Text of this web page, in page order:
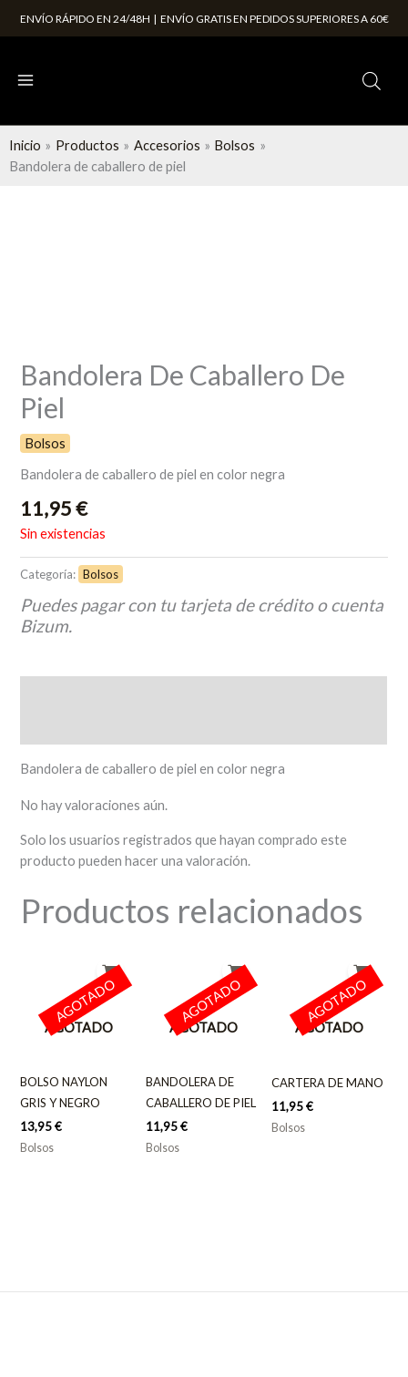
ENVÍO RÁPIDO EN 24/48H | ENVÍO GRATIS EN PEDIDOS SUPERIORES A 60€
Inicio Productos Accesorios
Bolsos
Bandolera de caballero de piel
Bandolera De Caballero De
Piel
Bolsos
Bandolera de caballero de piel en color negra
11,95€
Sin existencias
Categoría: Bolsos
Puedes pagar con tu tarjeta de crédito o cuenta
Bizum.
Bandolera de caballero de piel en color negra
No hay valoraciones aún.
Solo los usuarios registrados que hayan comprado este
producto pueden hacer una valoración.
Productos relacionados
AGOTADO
BOLSO NAYLON
GRIS Y NEGRO
13,95€
Bolsos
AGOTADO
AGOTADO
BANDOLERA DE
CABALLERO DE PIEL
11,95€
Bolsos
AGOTADO
AGOTADO
CARTERA DE MANO
11,95€
Bolsos
AGOTADO